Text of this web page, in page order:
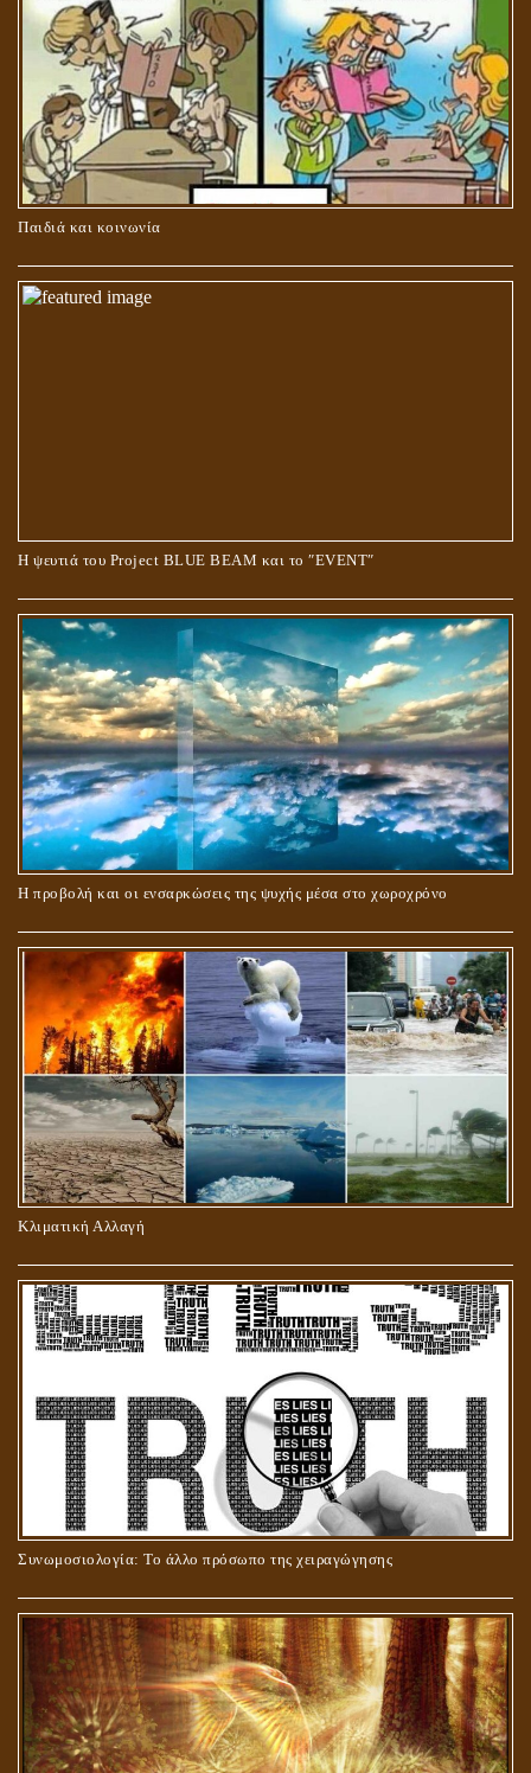
Παιδιά και κοινωνία
Η ψευτιά του Project BLUE BEAM και το ʺEVENTʺ
Η προβολή και οι ενσαρκώσεις της ψυχής μέσα στο χωροχρόνο
Κλιματική Αλλαγή
Συνωμοσιολογία: Το άλλο πρόσωπο της χειραγώγησης
ΚΑΥΣΗ Ή ΤΑΦΗ ΤΩΝ ΝΕΚΡΩΝ?
Ο ΡΟΛΟΣ ΤΗΣ ΛΙΛΙΘ ΣΤΗ ΓΕΝΕΣΗ
ΠΕΡΙ ΓΑΜΟΥ ΚΑΙ ΔΙΑΖΥΓΙΟΥ
ΠΕΡΙ ΠΡΟΣΕΥΧΗΣ, ΝΗΣΤΕΙΑΣ ΚΑΙ ΕΛΕΗΜΟΣΥΝΗΣ
ΣΤΑΥΡΩΣΗ ΤΟΥ ΧΡΙΣΤΟΥ: ΜΥΘΟΣ Ή ΠΡΑΓΜΑΤΙΚΟΤΗΤΑ;